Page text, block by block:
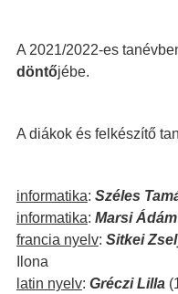
A 2021/2022-es
döntőjébe.
A diákok és felkészítő
informatika: Széles
informatika: Marsi Ádám
francia nyelv: Sitkei
Ilona
latin nyelv: Gréczi Lilla